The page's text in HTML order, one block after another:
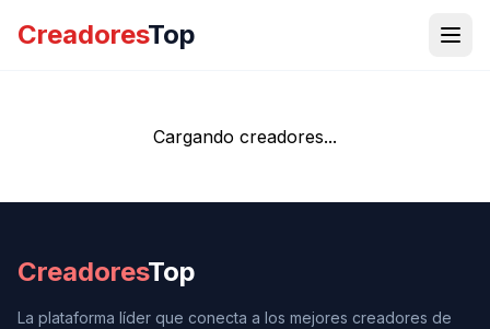
CreadoresTop
Cargando creadores...
CreadoresTop
La plataforma líder que conecta a los mejores creadores de